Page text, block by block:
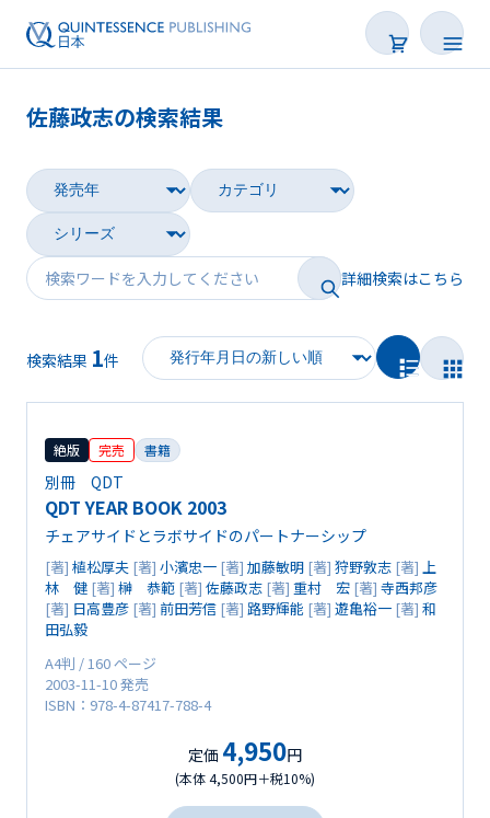
雑誌
映像
電子BOOK
著者一覧
佐藤政志の検索結果
詳細検索はこちら
検索結果 1件
絶版 完売 書籍
別冊 QDT
QDT YEAR BOOK 2003
チェアサイドとラボサイドのパートナーシップ
[著] 植松厚夫 [著] 小濱忠一 [著] 加藤敏明 [著] 狩野敦志 [著] 上
林 健 [著] 榊 恭範 [著] 佐藤政志 [著] 重村 宏 [著] 寺西邦彦
[著] 日高豊彦 [著] 前田芳信 [著] 路野輝能 [著] 遊亀裕一 [著] 和
田弘毅
A4判 / 160 ページ
2003-11-10 発売
ISBN：978-4-87417-788-4
定価 4,950円
(本体 4,500円＋税10%)